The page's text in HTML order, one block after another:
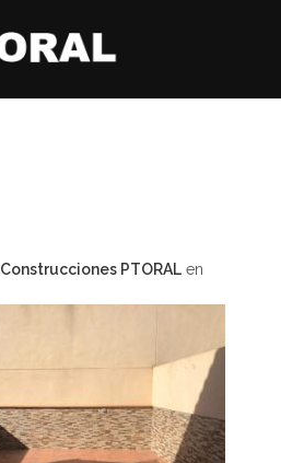
Construcciones PTORAL en